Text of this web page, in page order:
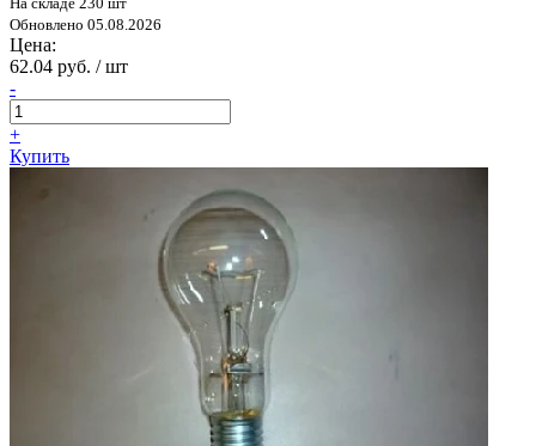
Обновлено 05.08.2026
Цена:
62.04 руб. / шт
-
+
Купить